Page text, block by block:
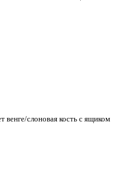
венге/слоновая кость с ящиком